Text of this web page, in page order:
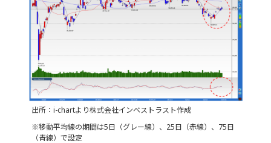
出所：i-chartより株式会社インベストラスト作成
※移動平均線の期間は5日（グレー線）、25日（赤線）、75日
（青線）で設定